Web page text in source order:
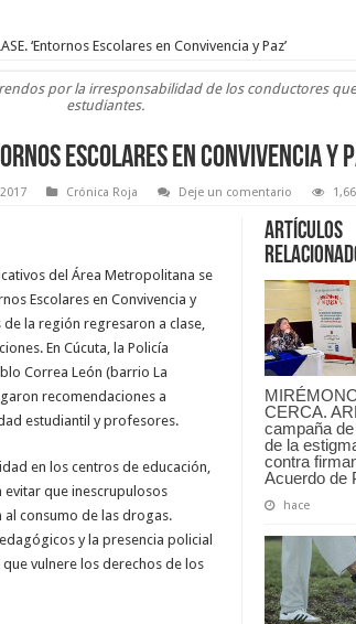
‘Entornos Escolares en Convivencia y Paz’
por la irresponsabilidad de los conductores
estudiantes.
Escolares en Convivencia y
Crónica Roja Deje un comentario
Artículos
CERCA.
campaña
de la
contra
Acuerdo de
hace
del Área Metropolitana se
Escolares en Convivencia y
la región regresaron a clase,
En Cúcuta, la Policía
Correa León (barrio La
recomendaciones a
estudiantil y profesores.
en los centros de educación,
que inescrupulosos
al consumo de las drogas.
y la presencia policial
vulnere los derechos de los